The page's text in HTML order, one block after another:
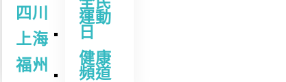
圖書
科學
人文
觀木
綿．
悟人
生
龜菜
共生
有機
生態
四川
上海
福州
運動
日
健康
頻道